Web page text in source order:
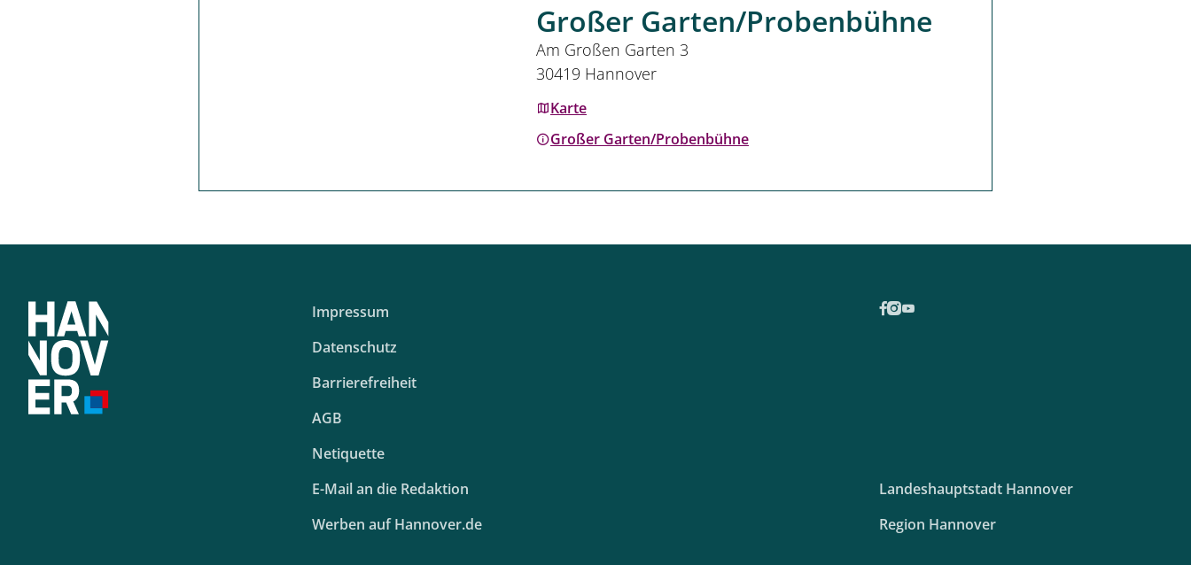
Großer Garten/Probenbühne
Am Großen Garten 3
30419 Hannover
Karte
Großer Garten/Probenbühne
Impressum
Datenschutz
Barrierefreiheit
AGB
Netiquette
E-Mail an die Redaktion
Werben auf Hannover.de
Landeshauptstadt Hannover
Region Hannover